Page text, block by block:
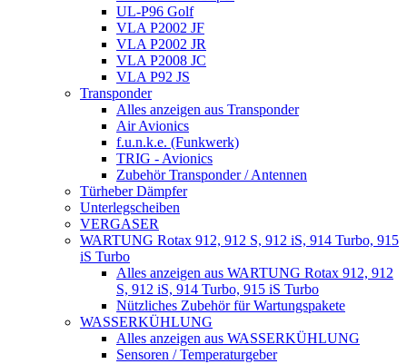
UL-P96 Golf
VLA P2002 JF
VLA P2002 JR
VLA P2008 JC
VLA P92 JS
Transponder
Alles anzeigen aus Transponder
Air Avionics
f.u.n.k.e. (Funkwerk)
TRIG - Avionics
Zubehör Transponder / Antennen
Türheber Dämpfer
Unterlegscheiben
VERGASER
WARTUNG Rotax 912, 912 S, 912 iS, 914 Turbo, 915
iS Turbo
Alles anzeigen aus WARTUNG Rotax 912, 912
S, 912 iS, 914 Turbo, 915 iS Turbo
Nützliches Zubehör für Wartungspakete
WASSERKÜHLUNG
Alles anzeigen aus WASSERKÜHLUNG
Sensoren / Temperaturgeber